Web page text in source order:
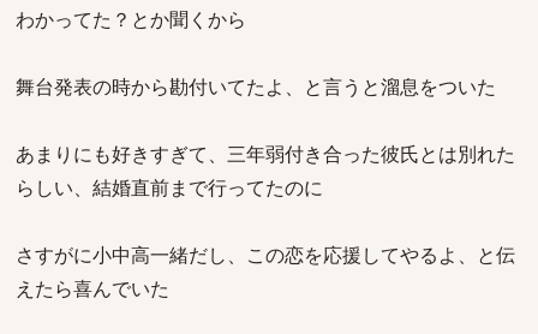
わかってた？とか聞くから
舞台発表の時から勘付いてたよ、と言うと溜息をついた
あまりにも好きすぎて、三年弱付き合った彼氏とは別れた
らしい、結婚直前まで行ってたのに
さすがに小中高一緒だし、この恋を応援してやるよ、と伝
えたら喜んでいた